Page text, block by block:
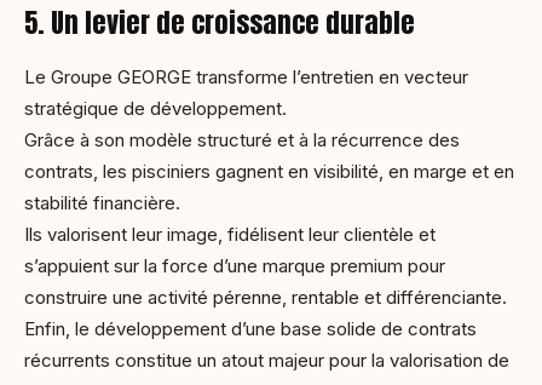
5. Un levier de croissance durable
Le Groupe GEORGE transforme l’entretien en vecteur
stratégique de développement.
Grâce à son modèle structuré et à la récurrence des
contrats, les pisciniers gagnent en visibilité, en marge et en
stabilité financière.
Ils valorisent leur image, fidélisent leur clientèle et
s’appuient sur la force d’une marque premium pour
construire une activité pérenne, rentable et différenciante.
Enfin, le développement d’une base solide de contrats
récurrents constitue un atout majeur pour la valorisation de